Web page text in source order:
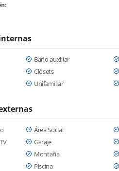
Baño auxiliar
Clósets
Unifamiliar
Área Social
Garaje
Montaña
Piscina